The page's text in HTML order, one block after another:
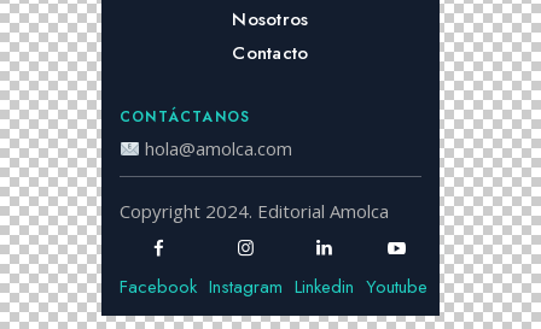
Nosotros
Contacto
CONTÁCTANOS
hola@amolca.com
Copyright 2024. Editorial Amolca
Facebook Instagram Linkedin Youtube